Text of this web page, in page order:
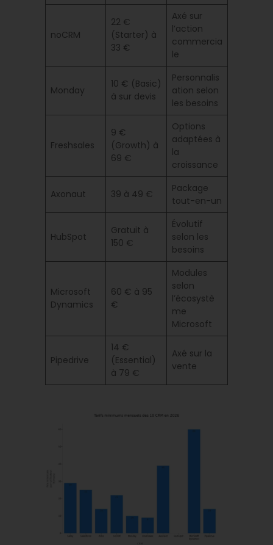
noCRM
22 €
(Starter) à
33 €
Axé sur
l’action
commercia
le
Monday
10 € (Basic)
à sur devis
Personnalis
ation selon
les besoins
Freshsales
9 €
(Growth) à
69 €
Options
adaptées à
la
croissance
Axonaut 39 à 49 €
Package
tout-en-un
HubSpot
Gratuit à
150 €
Évolutif
selon les
besoins
Microsoft
Dynamics
60 € à 95
€
Modules
selon
l’écosystè
me
Microsoft
Pipedrive
14 €
(Essential)
à 79 €
Axé sur la
vente